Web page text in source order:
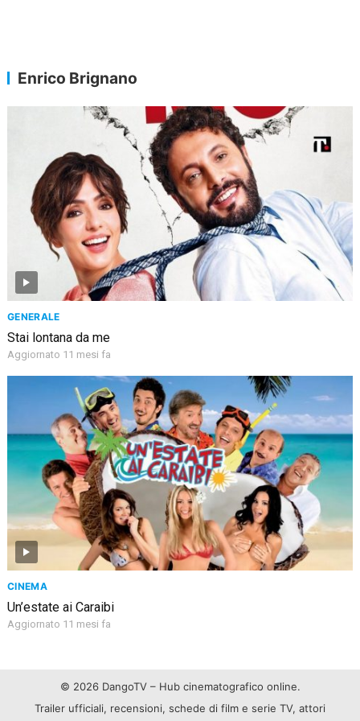
Enrico Brignano
GENERALE
Stai lontana da me
Aggiornato 11 mesi fa
CINEMA
Un’estate ai Caraibi
Aggiornato 11 mesi fa
© 2026 DangoTV – Hub cinematografico online.
Trailer ufficiali, recensioni, schede di film e serie TV, attori